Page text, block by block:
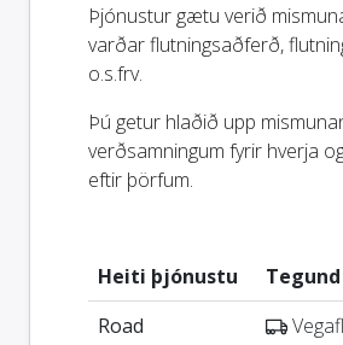
Þjónustur gætu verið
varðar flutningsaðferð,
o.s.frv.
Þú getur hlaðið upp
verðsamningum fyrir hverja
eftir þörfum.
Heiti þjónustu
Road